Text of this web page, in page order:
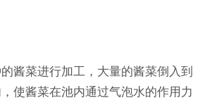
酱菜进行加工，大量的酱菜倒入到
使酱菜在池内通过气泡水的作用力